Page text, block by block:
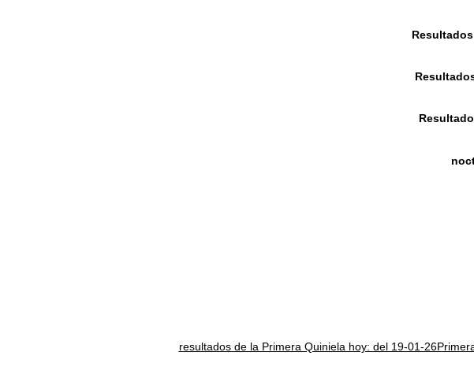
resultados de la Primera Quiniela hoy: del 19-01-